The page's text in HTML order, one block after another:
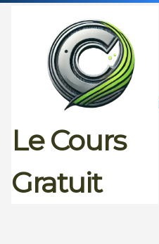
Le Cours
Gratuit